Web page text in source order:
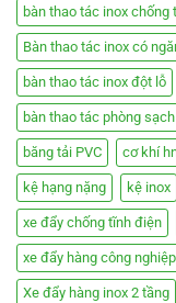
bàn thao tác inox chống
Bàn thao tác inox có
bàn thao tác inox đột lỗ
bàn thao tác phòng sạch
băng tải PVC cơ khí
kệ hạng nặng kệ inox
xe đẩy chống tĩnh điện
xe đẩy hàng công nghiệp
Xe đẩy hàng inox 2 tầng